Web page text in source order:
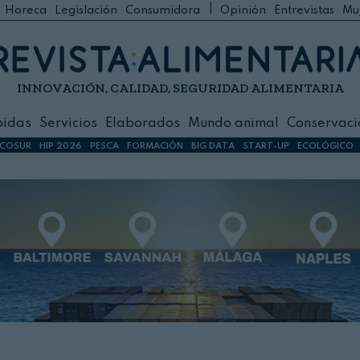
Horeca Legislación Consumidora Opinión Entrevistas
INNOVACIÓN, CALIDAD, SEGURIDAD ALIMENTARIA
Servicios Elaborados Mundo animal
Foodservice
primas
HIP 2026 PESCA FORMACIÓN BIG DATA START-UP ECOLÓGICO